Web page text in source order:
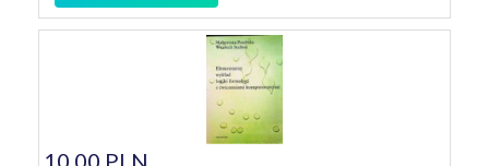
10,00 PLN